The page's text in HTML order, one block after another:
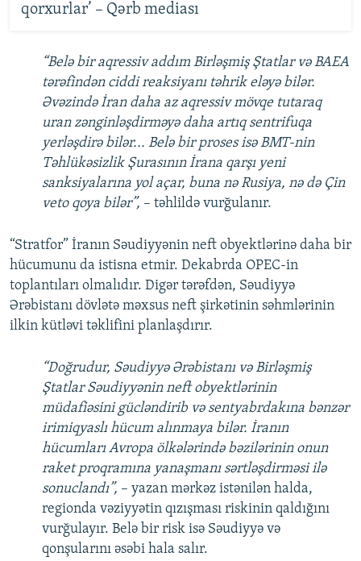
qorxurlar’ – Qərb mediası
“Belə bir aqressiv addım Birləşmiş Ştatlar və BAEA
tərəfindən ciddi reaksiyanı təhrik eləyə bilər.
Əvəzində İran daha az aqressiv mövqe tutaraq
uran zənginləşdirməyə daha artıq sentrifuqa
yerləşdirə bilər... Belə bir proses isə BMT-nin
Təhlükəsizlik Şurasının İrana qarşı yeni
sanksiyalarına yol açar, buna nə Rusiya, nə də Çin
veto qoya bilər”, – təhlildə vurğulanır.
“Stratfor” İranın Səudiyyənin neft obyektlərinə daha bir
hücumunu da istisna etmir. Dekabrda OPEC-in
toplantıları olmalıdır. Digər tərəfdən, Səudiyyə
Ərəbistanı dövlətə məxsus neft şirkətinin səhmlərinin
ilkin kütləvi təklifini planlaşdırır.
“Doğrudur, Səudiyyə Ərəbistanı və Birləşmiş
Ştatlar Səudiyyənin neft obyektlərinin
müdafiəsini gücləndirib və sentyabrdakına bənzər
irimiqyaslı hücum alınmaya bilər. İranın
hücumları Avropa ölkələrində bəzilərinin onun
raket proqramına yanaşmanı sərtləşdirməsi ilə
sonuclandı”, – yazan mərkəz istənilən halda,
regionda vəziyyətin qızışması riskinin qaldığını
vurğulayır. Belə bir risk isə Səudiyyə və
qonşularını əsəbi hala salır.